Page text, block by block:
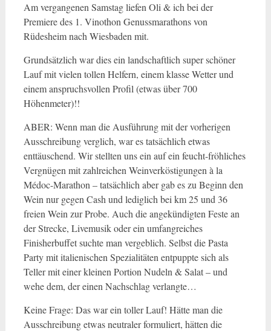
Am vergangenen Samstag liefen Oli & ich bei der
Premiere des 1. Vinothon Genussmarathons von
Rüdesheim nach Wiesbaden mit.
Grundsätzlich war dies ein landschaftlich super schöner
Lauf mit vielen tollen Helfern, einem klasse Wetter und
einem anspruchsvollen Profil (etwas über 700
Höhenmeter)!!
ABER: Wenn man die Ausführung mit der vorherigen
Ausschreibung verglich, war es tatsächlich etwas
enttäuschend. Wir stellten uns ein auf ein feucht-fröhliches
Vergnügen mit zahlreichen Weinverköstigungen à la
Médoc-Marathon – tatsächlich aber gab es zu Beginn den
Wein nur gegen Cash und lediglich bei km 25 und 36
freien Wein zur Probe. Auch die angekündigten Feste an
der Strecke, Livemusik oder ein umfangreiches
Finisherbuffet suchte man vergeblich. Selbst die Pasta
Party mit italienischen Spezialitäten entpuppte sich als
Teller mit einer kleinen Portion Nudeln & Salat – und
wehe dem, der einen Nachschlag verlangte…
Keine Frage: Das war ein toller Lauf! Hätte man die
Ausschreibung etwas neutraler formuliert, hätten die